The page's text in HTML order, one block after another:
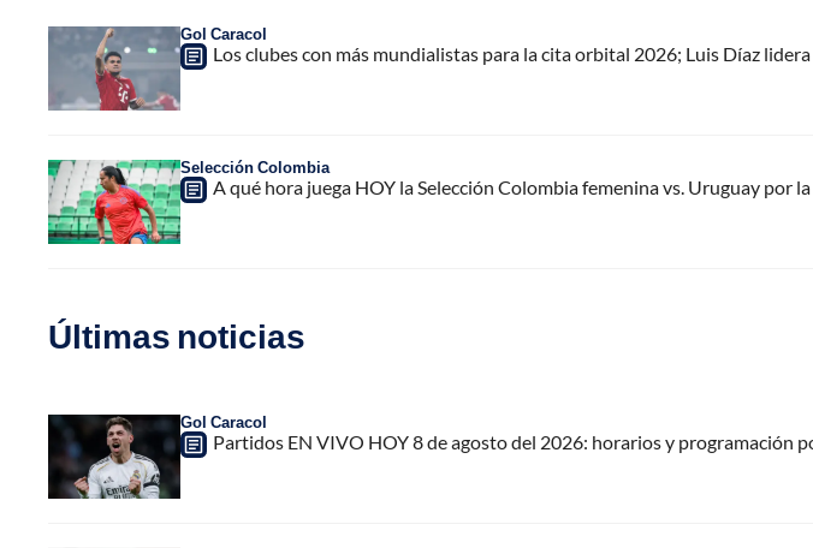
Gol Caracol
Los clubes con más mundialistas para la cita orbital 2026; Luis Díaz
Selección Colombia
A qué hora juega HOY la Selección Colombia femenina vs. Uruguay por
Últimas noticias
Gol Caracol
Partidos EN VIVO HOY 8 de agosto del 2026: horarios y programación